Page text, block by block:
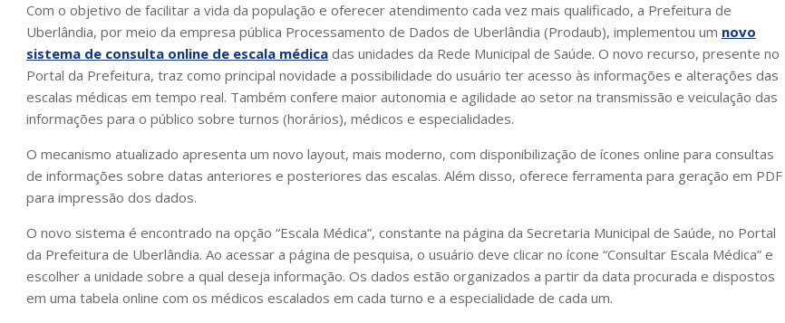
Com o objetivo de facilitar a vida da população e oferecer atendimento cada vez mais qualificado, a Prefeitura de
Uberlândia, por meio da empresa pública Processamento de Dados de Uberlândia (Prodaub), implementou um novo
sistema de consulta online de escala médica das unidades da Rede Municipal de Saúde. O novo recurso, presente no
Portal da Prefeitura, traz como principal novidade a possibilidade do usuário ter acesso às informações e alterações das
escalas médicas em tempo real. Também confere maior autonomia e agilidade ao setor na transmissão e veiculação das
informações para o público sobre turnos (horários), médicos e especialidades.
O mecanismo atualizado apresenta um novo layout, mais moderno, com disponibilização de ícones online para consultas
de informações sobre datas anteriores e posteriores das escalas. Além disso, oferece ferramenta para geração em PDF
para impressão dos dados.
O novo sistema é encontrado na opção “Escala Médica”, constante na página da Secretaria Municipal de Saúde, no Portal
da Prefeitura de Uberlândia. Ao acessar a página de pesquisa, o usuário deve clicar no ícone “Consultar Escala Médica” e
escolher a unidade sobre a qual deseja informação. Os dados estão organizados a partir da data procurada e dispostos
em uma tabela online com os médicos escalados em cada turno e a especialidade de cada um.